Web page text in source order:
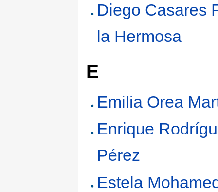
Diego Casares
la Hermosa
E
Emilia Orea
Enrique
Pérez
Estela